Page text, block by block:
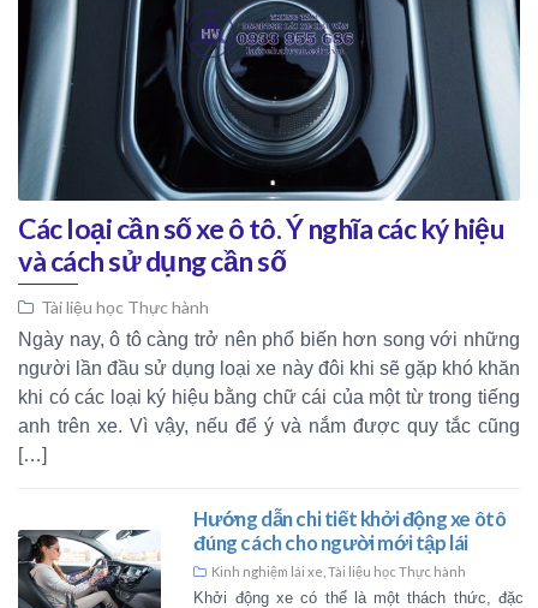
Các loại cần số xe ô tô. Ý nghĩa các ký hiệu
và cách sử dụng cần số
Tài liệu học Thực hành
Ngày nay, ô tô càng trở nên phổ biến hơn song với những
người lần đầu sử dụng loại xe này đôi khi sẽ gặp khó khăn
khi có các loại ký hiệu bằng chữ cái của một từ trong tiếng
anh trên xe. Vì vậy, nếu để ý và nắm được quy tắc cũng
[…]